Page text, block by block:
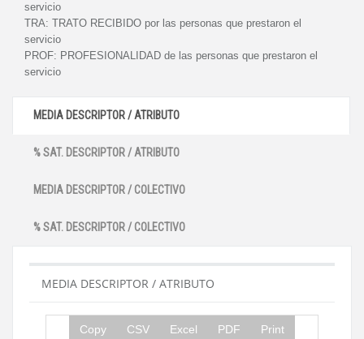
servicio
TRA: TRATO RECIBIDO por las personas que prestaron el
servicio
PROF: PROFESIONALIDAD de las personas que prestaron el
servicio
MEDIA DESCRIPTOR / ATRIBUTO
% SAT. DESCRIPTOR / ATRIBUTO
MEDIA DESCRIPTOR / COLECTIVO
% SAT. DESCRIPTOR / COLECTIVO
MEDIA DESCRIPTOR / ATRIBUTO
Copy CSV Excel PDF Print